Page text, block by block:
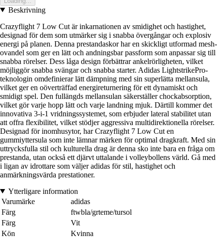
Beskrivning
Crazyflight 7 Low Cut är inkarnationen av smidighet och hastighet,
designad för dem som utmärker sig i snabba övergångar och explosiv
energi på planen. Denna prestandaskor har en skickligt utformad mesh-
ovandel som ger en lätt och andningsbar passform som anpassar sig till
snabba rörelser. Dess låga design förbättrar ankelrörligheten, vilket
möjliggör snabba svängar och snabba starter. Adidas LightstrikePro-
teknologin omdefinierar lätt dämpning med sin superlätta mellansula,
vilket ger en oöverträffad energireturnering för ett dynamiskt och
smidigt spel. Den fullängds mellansulan säkerställer chockabsorption,
vilket gör varje hopp lätt och varje landning mjuk. Därtill kommer det
innovativa 3-i-1 vridningssystemet, som erbjuder lateral stabilitet utan
att offra flexibilitet, vilket stödjer aggressiva multidirektionella rörelser.
Designad för inomhusytor, har Crazyflight 7 Low Cut en
gummiyttersula som inte lämnar märken för optimal dragkraft. Med sin
uttrycksfulla stil och kulturella drag är denna sko inte bara en fråga om
prestanda, utan också ett djärvt uttalande i volleybollens värld. Gå med
i ligan av idrottare som väljer adidas för stil, hastighet och
anmärkningsvärda prestationer.
Ytterligare information
Varumärke
adidas
Färg
ftwbla/grteme/tursol
Färg
Vit
Kön
Kvinna